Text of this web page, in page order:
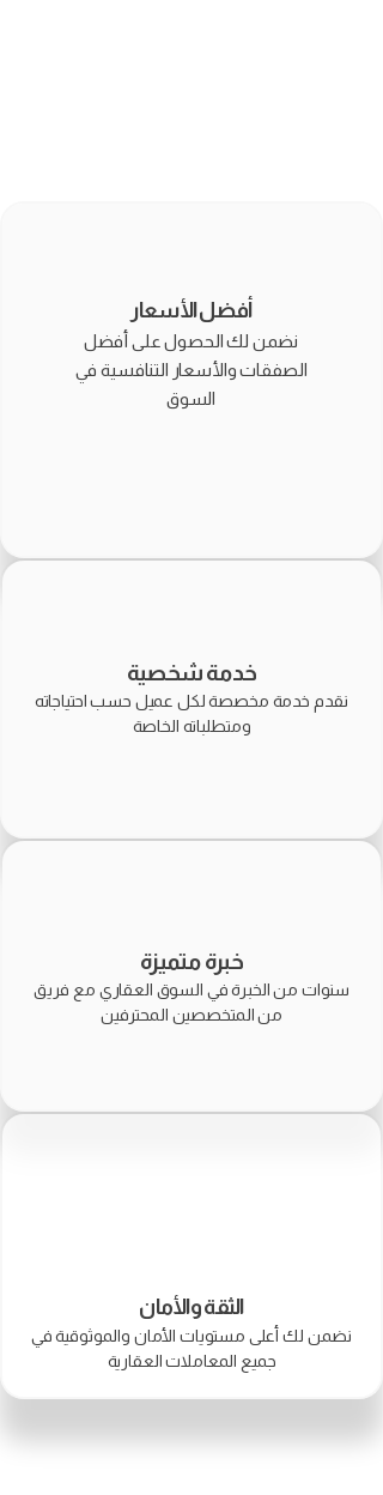
أفضل الأسعار
نضمن لك الحصول على أفضل
الصفقات والأسعار التنافسية في
السوق
خدمة شخصية
نقدم خدمة مخصصة لكل عميل حسب احتياجاته
ومتطلباته الخاصة
خبرة متميزة
سنوات من الخبرة في السوق العقاري مع فريق
من المتخصصين المحترفين
الثقة والأمان
نضمن لك أعلى مستويات الأمان والموثوقية في
جميع المعاملات العقارية